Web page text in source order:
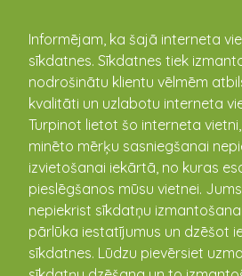
Informējam, ka šajā interneta
sīkdatnes. Sīkdatnes tiek
nodrošinātu klientu vēlmēm
kvalitāti un uzlabotu interneta
Turpinot lietot šo interneta
minēto mērķu sasniegšanai
izvietošanai iekārtā, no kuras
pieslēgšanos mūsu vietnei.
nepiekrist sīkdatņu
pārlūka iestatījumus un dzēšot
sīkdatnes. Lūdzu pievērsiet
kandava.lv
PASĀKUMU